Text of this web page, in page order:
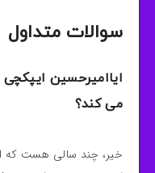
سوالات متداول
ایاامیرحسین ایپکچی
می کند؟
خیر، چند سالی هست که